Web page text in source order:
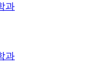
과
과